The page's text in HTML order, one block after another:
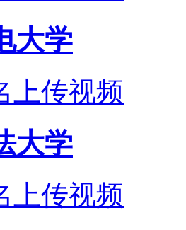
大学
上传视频
大学
上传视频